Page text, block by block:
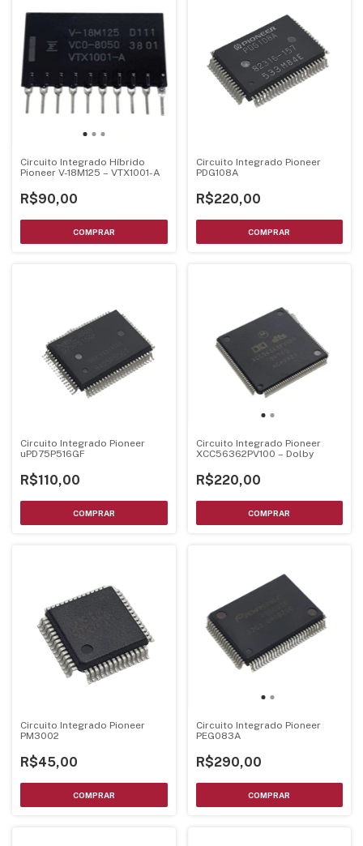
Circuito Integrado Híbrido
Pioneer V-18M125 – VTX1001-A
R$90,00
Circuito Integrado Pioneer
PDG108A
R$220,00
Circuito Integrado Pioneer
uPD75P516GF
R$110,00
Circuito Integrado Pioneer
XCC56362PV100 – Dolby
R$220,00
Circuito Integrado Pioneer
PM3002
R$45,00
Circuito Integrado Pioneer
PEG083A
R$290,00